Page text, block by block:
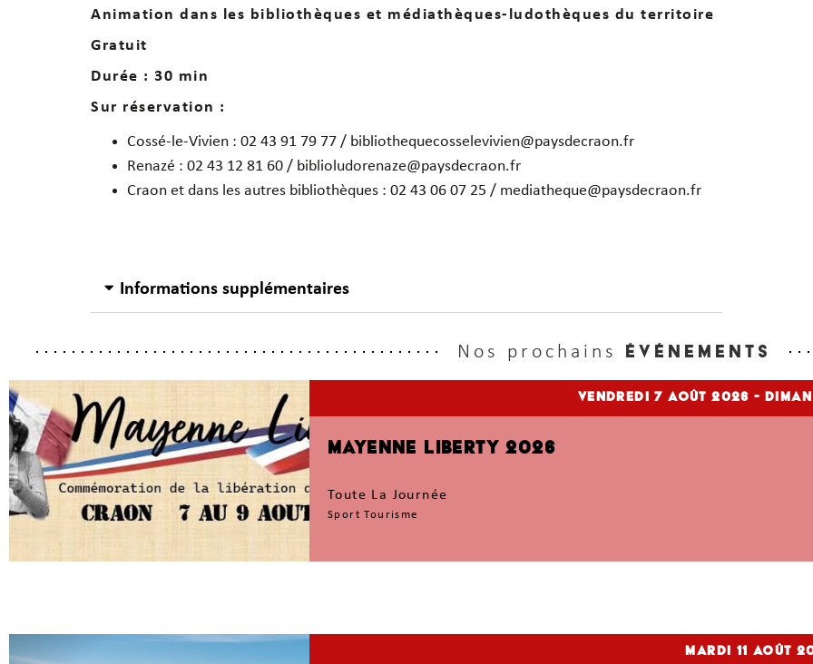
Animation dans les bibliothèques et médiathèques-ludothèques du territoire
Gratuit
Durée : 30 min
Sur réservation :
Cossé-le-Vivien : 02 43 91 79 77 / bibliothequecosselevivien@paysdecraon.fr
Renazé : 02 43 12 81 60 / biblioludorenaze@paysdecraon.fr
Craon et dans les autres bibliothèques : 02 43 06 07 25 / mediatheque@paysdecraon.fr
Informations supplémentaires
Nos prochains événements
vendredi 7Août 2026 -
MAYENNE LIBERTY 2026
Toute La Journée
Sport Tourisme
mardi 11 Août